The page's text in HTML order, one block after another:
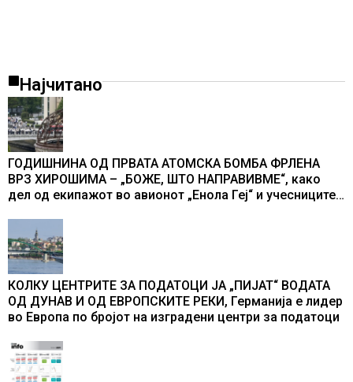
Најчитано
ГОДИШНИНА ОД ПРВАТА АТОМСКА БОМБА ФРЛЕНА
ВРЗ ХИРОШИМА – „БОЖЕ, ШТО НАПРАВИВМЕ“, како
дел од екипажот во авионот „Енола Геј“ и учесниците
промени текот на историјата
КОЛКУ ЦЕНТРИТЕ ЗА ПОДАТОЦИ ЈА „ПИЈАТ“ ВОДАТА
ОД ДУНАВ И ОД ЕВРОПСКИТЕ РЕКИ, Германија е лидер
во Европа по бројот на изградени центри за податоци